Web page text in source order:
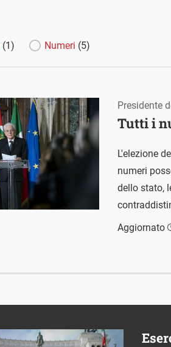
(1) Numeri (5)
Tutti i
Presidente
L'elezione
numeri
dello stato,
Aggiornato